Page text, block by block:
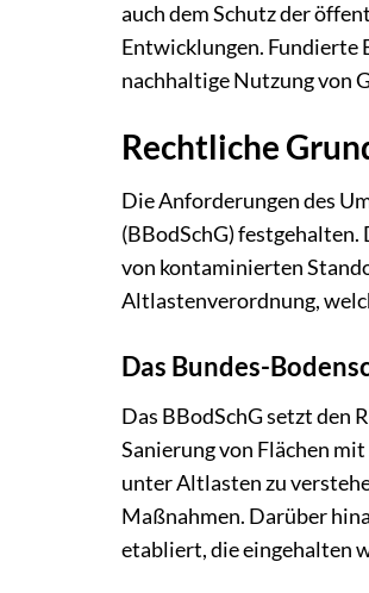
auch dem Schutz der
Entwicklungen. Fundierte
nachhaltige Nutzung von
Rechtliche
Die Anforderungen des
(BBodSchG)
von kontaminierten
Altlastenverordnung,
Das Bundes-
Das BBodSchG setzt den
Sanierung von Flächen
unter Altlasten zu
Maßnahmen. Darüber
etabliert, die eingehalten